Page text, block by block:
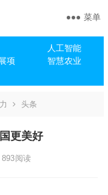
人工智能
项
智慧农业
菜单
头条
更美好
阅读